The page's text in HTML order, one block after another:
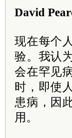
David
现在每个
验。我认
会在罕见
时，即使
患病，因
用。